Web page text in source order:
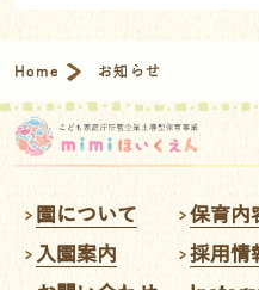
Home お知らせ
園について 保育内
入園案内
採用情